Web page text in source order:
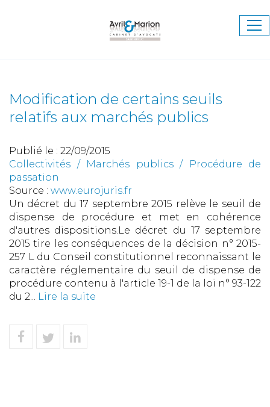
Modification de certains seuils
relatifs aux marchés publics
Publié le : 22/09/2015
Collectivités / Marchés publics/
Procédure de
passation
Source : www.eurojuris.fr
Un décret du 17 septembre 2015 relève le seuil de
dispense de procédure et met en cohérence
d'autres dispositions.Le décret du 17 septembre
2015 tire les conséquences de la décision n° 2015-
257 L du Conseil constitutionnel reconnaissant le
caractère réglementaire du seuil de dispense de
procédure contenu à l'article 19-1 de la loi n° 93-122
du 2... Lire la suite